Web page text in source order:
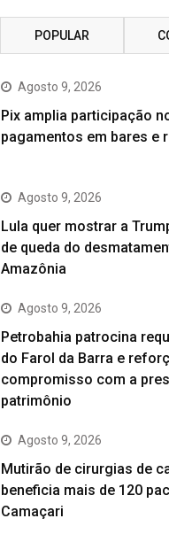
POPULAR
Agosto 9, 2026
Pix amplia participação
pagamentos em bares e
Agosto 9, 2026
Lula quer mostrar a
de queda do
Amazônia
Agosto 9, 2026
Petrobahia patrocina
do Farol da Barra e
compromisso com a
patrimônio
Agosto 9, 2026
Mutirão de cirurgias de
beneficia mais de 120
Camaçari